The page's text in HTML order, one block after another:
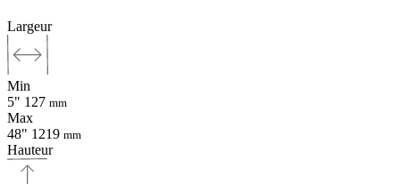
Largeur
Min
5" 127 mm
Max
48" 1219 mm
Hauteur